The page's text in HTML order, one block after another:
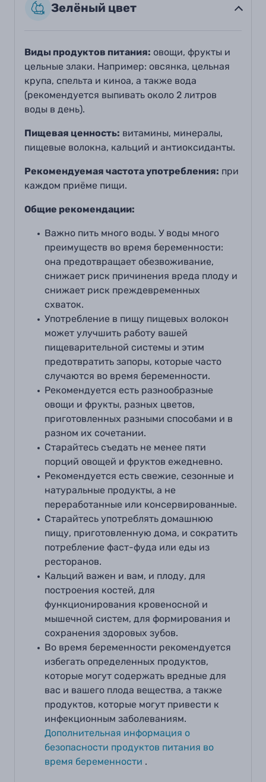
Зелёный цвет
Виды продуктов питания: овощи, фрукты и
цельные злаки. Например: овсянка, цельная
крупа, спельта и киноа, а также вода
(рекомендуется выпивать около 2 литров
воды в день).
Пищевая ценность: витамины, минералы,
пищевые волокна, кальций и антиоксиданты.
Рекомендуемая частота употребления: при
каждом приёме пищи.
Общие рекомендации:
Важно пить много воды. У воды много
преимуществ во время беременности:
она предотвращает обезвоживание,
снижает риск причинения вреда плоду и
снижает риск преждевременных
схваток.
Употребление в пищу пищевых волокон
может улучшить работу вашей
пищеварительной системы и этим
предотвратить запоры, которые часто
случаются во время беременности.
Рекомендуется есть разнообразные
овощи и фрукты, разных цветов,
приготовленных разными способами и в
разном их сочетании.
Старайтесь съедать не менее пяти
порций овощей и фруктов ежедневно.
Рекомендуется есть свежие, сезонные и
натуральные продукты, а не
переработанные или консервированные.
Старайтесь употреблять домашнюю
пищу, приготовленную дома, и сократить
потребление фаст-фуда или еды из
ресторанов.
Кальций важен и вам, и плоду, для
построения костей, для
функционирования кровеносной и
мышечной систем, для формирования и
сохранения здоровых зубов.
Во время беременности рекомендуется
избегать определенных продуктов,
которые могут содержать вредные для
вас и вашего плода вещества, а также
продуктов, которые могут привести к
инфекционным заболеваниям.
Дополнительная информация о
безопасности продуктов питания во
время беременности .